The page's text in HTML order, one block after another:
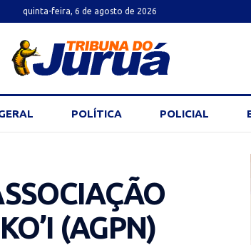
quinta-feira, 6 de agosto de 2026
POLÍTICA POLICIAL
(AGPN)